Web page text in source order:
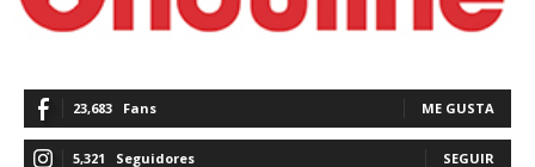
23,683 Fans ME GUSTA
5,321 Seguidores SEGUIR